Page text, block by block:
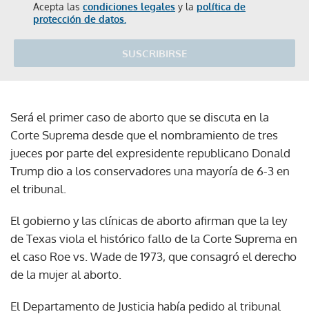
Acepta las condiciones legales y la política de
protección de datos.
SUSCRIBIRSE
Será el primer caso de aborto que se discuta en la
Corte Suprema desde que el nombramiento de tres
jueces por parte del expresidente republicano Donald
Trump dio a los conservadores una mayoría de 6-3 en
el tribunal.
El gobierno y las clínicas de aborto afirman que la ley
de Texas viola el histórico fallo de la Corte Suprema en
el caso Roe vs. Wade de 1973, que consagró el derecho
de la mujer al aborto.
El Departamento de Justicia había pedido al tribunal